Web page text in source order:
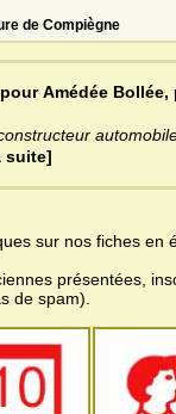
de Compiègne
Amédée Bollée,
suite]
sur nos fiches en
présentées,
de spam).